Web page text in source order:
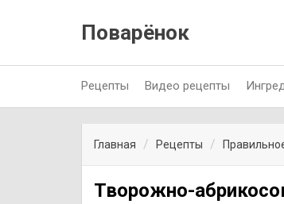
Поварёнок
Рецепты Видео рецепты
Главная Рецепты
Творожно-